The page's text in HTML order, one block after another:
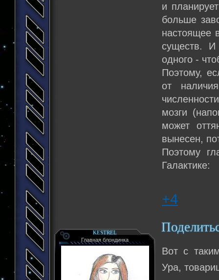
и
больше
настоящее
существ. И
одного -
Поэтому,
от
мозги
может
вынесен,
Поэтому
Галактике:
+4
KESTREL
Главная блондинка
Вот с
Ура,